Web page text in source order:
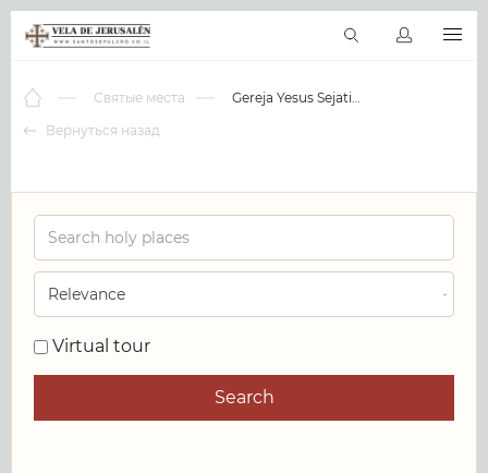
Виртуальные туры
RU
Вернуться назад
Святые места Gereja Yesus Sejati Semarang
Virtual tour
Search